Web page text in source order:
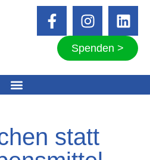
Spenden >
statt